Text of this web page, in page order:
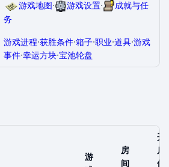
游戏地图· 游戏设置·
成就与任
务
游戏进程·获胜条件·箱子·职业·道具·游戏
事件·幸运方块·宝池轮盘
游
房
间
开
启
倒